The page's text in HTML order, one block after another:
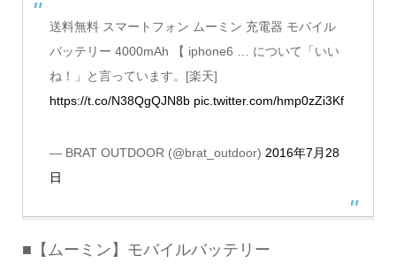
送料無料 スマートフォン ムーミン 充電器 モバイル
バッテリー 4000mAh 【 iphone6 … について「いい
ね！」と言っています。[楽天]
https://t.co/N38QgQJN8b pic.twitter.com/hmp0zZi3Kf
— BRAT OUTDOOR (@brat_outdoor) 2016年7月28
日
■【ムーミン】モバイルバッテリー